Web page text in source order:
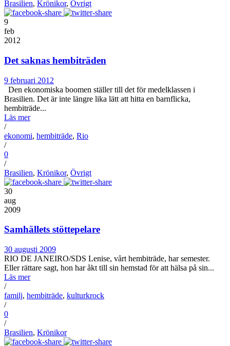
Brasilien, Krönikor, Övrigt
9
feb
2012
Det saknas hembiträden
9 februari 2012
Den ekonomiska boomen ställer till det för medelklassen i
Brasilien. Det är inte längre lika lätt att hitta en barnflicka,
hembiträde...
Läs mer
/
ekonomi, hembiträde, Rio
/
0
/
Brasilien, Krönikor, Övrigt
30
aug
2009
Samhällets stöttepelare
30 augusti 2009
RIO DE JANEIRO/SDS Lenise, vårt hembiträde, har semester.
Eller rättare sagt, hon har åkt till sin hemstad för att hälsa på sin...
Läs mer
/
familj, hembiträde, kulturkrock
/
0
/
Brasilien, Krönikor